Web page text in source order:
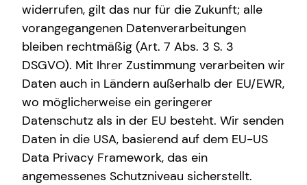
Phone number
City
In which language would you like to be advised?
What is your current occupation?
widerrufen, gilt das nur für die Zukunft; alle
vorangegangenen Datenverarbeitungen
bleiben rechtmäßig (Art. 7 Abs. 3 S. 3
DSGVO). Mit Ihrer Zustimmung verarbeiten wir
Daten auch in Ländern außerhalb der EU/EWR,
wo möglicherweise ein geringerer
Datenschutz als in der EU besteht. Wir senden
Daten in die USA, basierend auf dem EU-US
Data Privacy Framework, das ein
angemessenes Schutzniveau sicherstellt.